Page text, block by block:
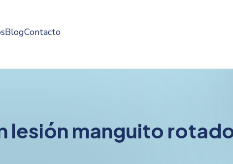
BlogContacto
lesión manguito